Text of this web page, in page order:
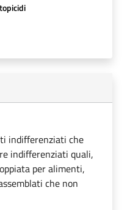
topicidi
indifferenziati che
indifferenziati quali,
per alimenti,
che non